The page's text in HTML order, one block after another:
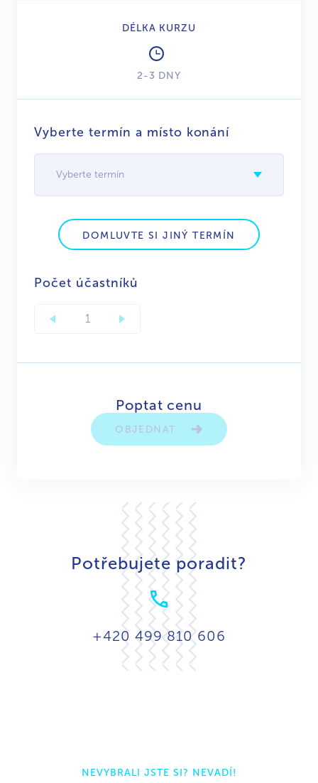
DÉLKA KURZU
2-3 DNY
Vyberte termín a místo konání
Vyberte termín
DOMLUVTE SI JINÝ TERMÍN
Počet účastníků
Poptat cenu
OBJEDNAT
Potřebujete poradit?
+420 499 810 606
NEVYBRALI JSTE SI? NEVADÍ!